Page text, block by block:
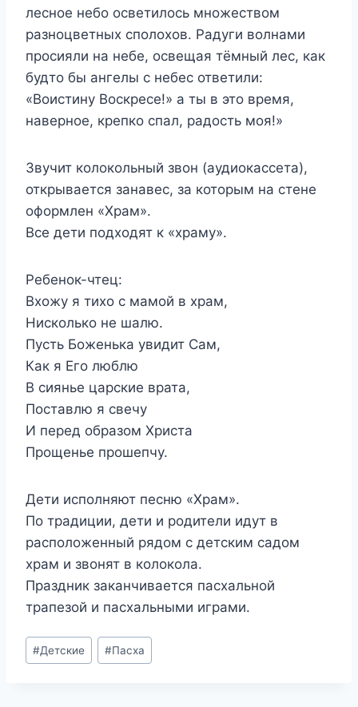
лесное небо осветилось множеством
разноцветных сполохов. Радуги волнами
просияли на небе, освещая тёмный лес, как
будто бы ангелы с небес ответили:
«Воистину Воскресе!» а ты в это время,
наверное, крепко спал, радость моя!»
Звучит колокольный звон (аудиокассета),
открывается занавес, за которым на стене
оформлен «Храм».
Все дети подходят к «храму».
Ребенок-чтец:
Вхожу я тихо с мамой в храм,
Нисколько не шалю.
Пусть Боженька увидит Сам,
Как я Его люблю
В сиянье царские врата,
Поставлю я свечу
И перед образом Христа
Прощенье прошепчу.
Дети исполняют песню «Храм».
По традиции, дети и родители идут в
расположенный рядом с детским садом
храм и звонят в колокола.
Праздник заканчивается пасхальной
трапезой и пасхальными играми.
Метки
записи:
#Детские #Пасха